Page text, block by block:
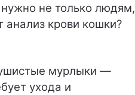
не только людям,
анализ крови кошки?
мурлыки —
ухода и